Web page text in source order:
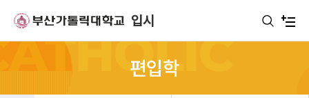
입시
편입학